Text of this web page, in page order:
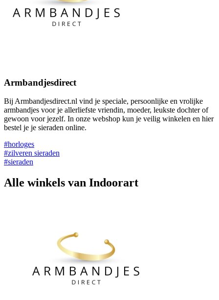
Armbandjesdirect
Bij Armbandjesdirect.nl vind je speciale, persoonlijke en vrolijke
armbandjes voor je allerliefste vriendin, moeder, leukste dochter of
gewoon voor jezelf. In onze webshop kun je veilig winkelen en hier
bestel je je sieraden online.
#horloges
#zilveren sieraden
#sieraden
Alle winkels van Indoorart